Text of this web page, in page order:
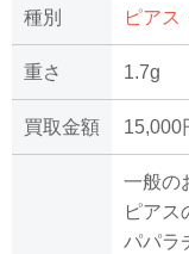
種別 ピアス
重さ 1.7g
買取金額 15,000
一般の
ピアス
パパラ